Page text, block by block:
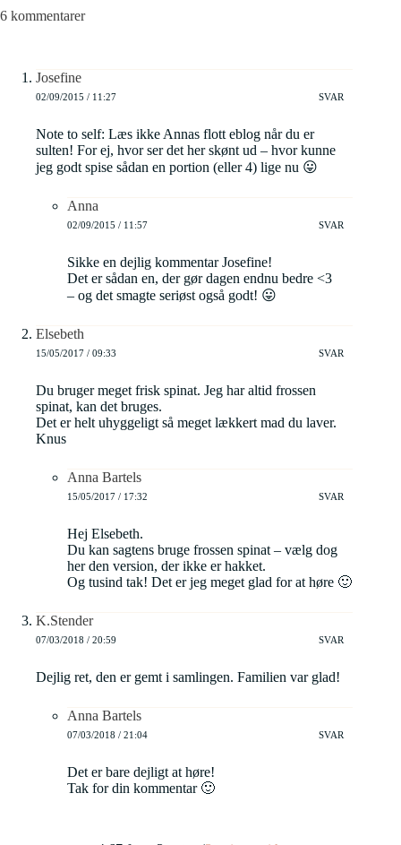
6 kommentarer
Josefine
02/09/2015 / 11:27 SVAR
Note to self: Læs ikke Annas flott eblog når du er
sulten! For ej, hvor ser det her skønt ud – hvor kunne
jeg godt spise sådan en portion (eller 4) lige nu 😛
Anna
02/09/2015 / 11:57 SVAR
Sikke en dejlig kommentar Josefine!
Det er sådan en, der gør dagen endnu bedre <3
– og det smagte seriøst også godt! 😛
Elsebeth
15/05/2017 / 09:33 SVAR
Du bruger meget frisk spinat. Jeg har altid frossen
spinat, kan det bruges.
Det er helt uhyggeligt så meget lækkert mad du laver.
Knus
Anna Bartels
15/05/2017 / 17:32 SVAR
Hej Elsebeth.
Du kan sagtens bruge frossen spinat – vælg dog
her den version, der ikke er hakket.
Og tusind tak! Det er jeg meget glad for at høre 🙂
K.Stender
07/03/2018 / 20:59 SVAR
Dejlig ret, den er gemt i samlingen. Familien var glad!
Anna Bartels
07/03/2018 / 21:04 SVAR
Det er bare dejligt at høre!
Tak for din kommentar 🙂